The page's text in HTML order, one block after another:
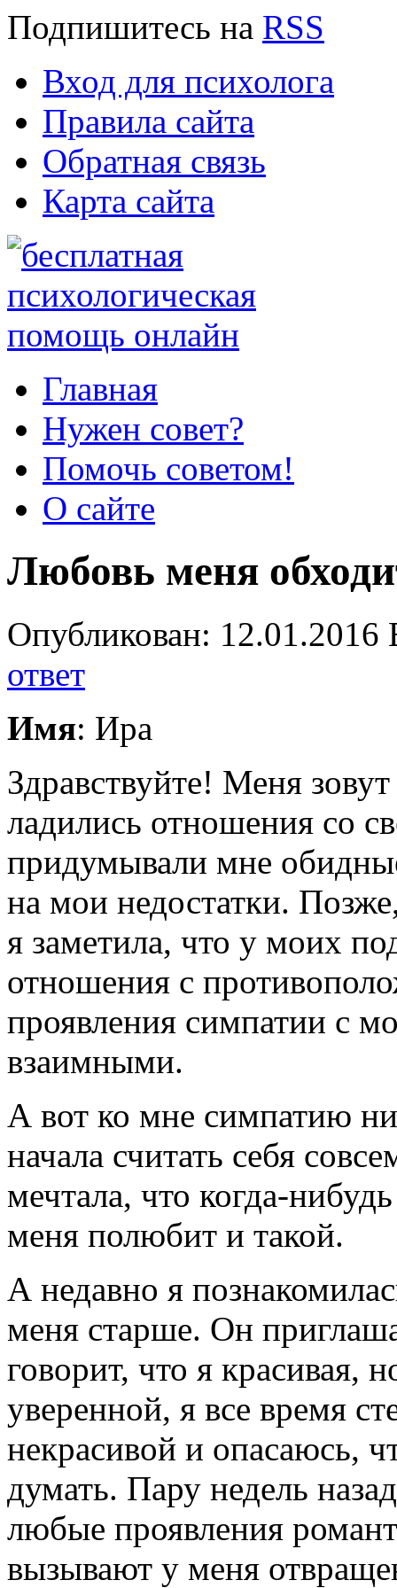
Подпишитесь на RSS
Вход для психолога
Правила сайта
Обратная связь
Карта сайта
Главная
Нужен совет?
Помочь советом!
О сайте
Любовь меня
Опубликован:
ответ
Имя: Ира
Здравствуйте! Меня
ладились отношения со
придумывали мне
на мои недостатки.
я заметила, что у моих
отношения с
проявления симпатии с
взаимными.
А вот ко мне симпатию
начала считать себя
мечтала, что когда-
меня полюбит и такой.
А недавно я
меня старше. Он
говорит, что я красивая,
уверенной, я все время
некрасивой и опасаюсь,
думать. Пару недель
любые проявления
вызывают у меня